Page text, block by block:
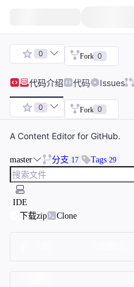
0 Fork 0
代码介绍 代码 Issues
0 Fork 0
A Content Editor for GitHub.
master 分支 17 Tags 29
IDE
下载zip
Clone